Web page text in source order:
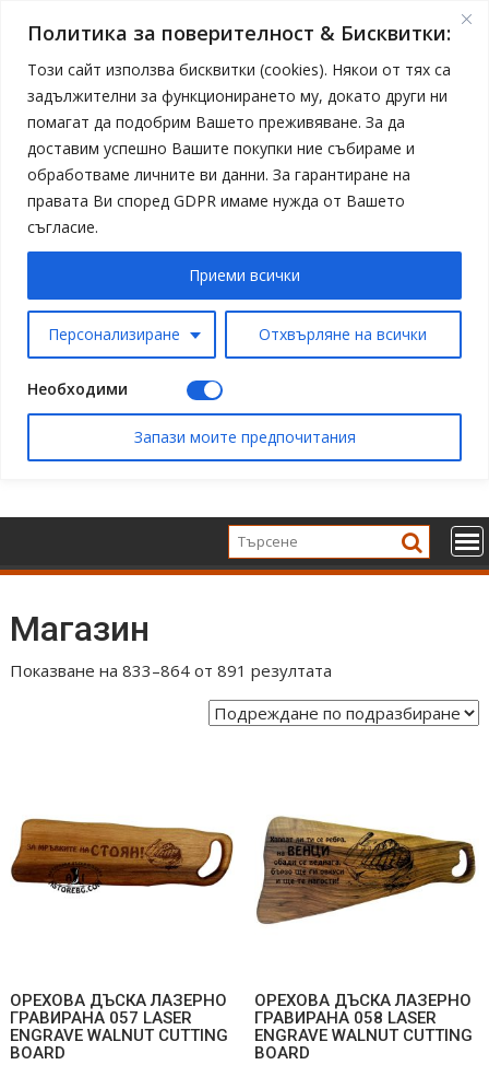
Политика за поверителност & Бисквитки:
Този сайт използва бисквитки (cookies). Някои от тях са
задължителни за функционирането му, докато други ни
помагат да подобрим Вашето преживяване. За да
доставим успешно Вашите покупки ние събираме и
обработваме личните ви данни. За гарантиране на
правата Ви според GDPR имаме нужда от Вашето
съгласие.
Персонализиране Отхвърляне на всички
Приеми всички
Необходими
Запази моите предпочитания
to
Магазин
Показване на 833–864 от 891 резултата
ОРЕХОВА ДЪСКА ЛАЗЕРНО
ГРАВИРАНА 057 LASER
ENGRAVE WALNUT CUTTING
BOARD
ОРЕХОВА ДЪСКА ЛАЗЕРНО
ГРАВИРАНА 058 LASER
ENGRAVE WALNUT CUTTING
BOARD